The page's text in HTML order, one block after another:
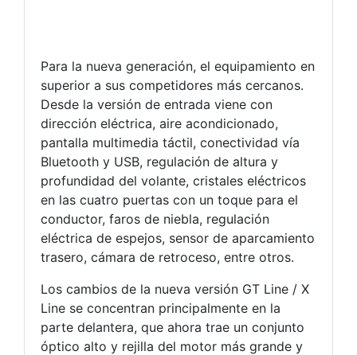
Para la nueva generación, el equipamiento en
superior a sus competidores más cercanos.
Desde la versión de entrada viene con
dirección eléctrica, aire acondicionado,
pantalla multimedia táctil, conectividad vía
Bluetooth y USB, regulación de altura y
profundidad del volante, cristales eléctricos
en las cuatro puertas con un toque para el
conductor, faros de niebla, regulación
eléctrica de espejos, sensor de aparcamiento
trasero, cámara de retroceso, entre otros.
Los cambios de la nueva versión GT Line / X
Line se concentran principalmente en la
parte delantera, que ahora trae un conjunto
óptico alto y rejilla del motor más grande y